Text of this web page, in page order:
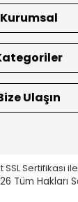
Kurumsal
Ulaşın
Sertifikası
Tüm Hakları